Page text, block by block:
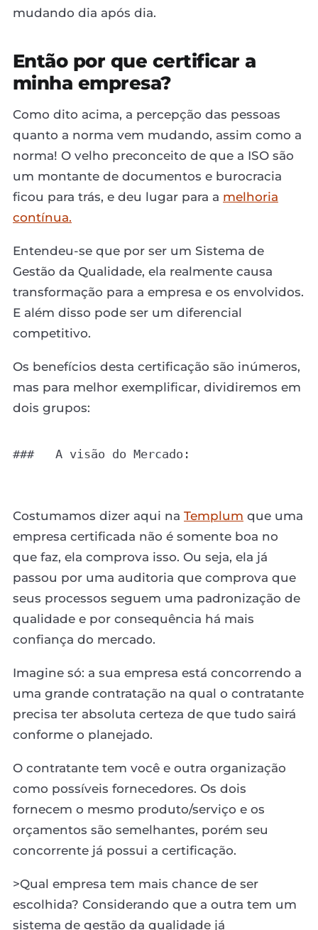
mudando dia após dia.
Então por que certificar a
minha empresa?
Como dito acima, a percepção das pessoas
quanto a norma vem mudando, assim como a
norma! O velho preconceito de que a ISO são
um montante de documentos e burocracia
ficou para trás, e deu lugar para a melhoria
contínua.
Entendeu-se que por ser um Sistema de
Gestão da Qualidade, ela realmente causa
transformação para a empresa e os envolvidos.
E além disso pode ser um diferencial
competitivo.
Os benefícios desta certificação são inúmeros,
mas para melhor exemplificar, dividiremos em
dois grupos:
###   A visão do Mercado:
Costumamos dizer aqui na Templum que uma
empresa certificada não é somente boa no
que faz, ela comprova isso. Ou seja, ela já
passou por uma auditoria que comprova que
seus processos seguem uma padronização de
qualidade e por consequência há mais
confiança do mercado.
Imagine só: a sua empresa está concorrendo a
uma grande contratação na qual o contratante
precisa ter absoluta certeza de que tudo sairá
conforme o planejado.
O contratante tem você e outra organização
como possíveis fornecedores. Os dois
fornecem o mesmo produto/serviço e os
orçamentos são semelhantes, porém seu
concorrente já possui a certificação.
>Qual empresa tem mais chance de ser
escolhida? Considerando que a outra tem um
sistema de gestão da qualidade já